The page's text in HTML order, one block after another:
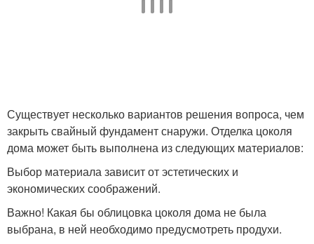
Существует несколько вариантов решения вопроса, чем
закрыть свайный фундамент снаружи. Отделка цоколя
дома может быть выполнена из следующих материалов:
Выбор материала зависит от эстетических и
экономических соображений.
Важно! Какая бы облицовка цоколя дома не была
выбрана, в ней необходимо предусмотреть продухи.